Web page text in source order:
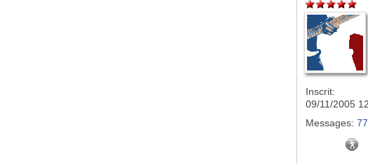
Inscrit:
09/11/2005
Messages: